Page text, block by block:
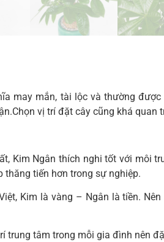
may mắn, tài lộc và thường
vị trí đặt cây cũng khá
Kim Ngân thích nghi tốt với môi
thăng tiến hơn trong sự nghiệp.
Kim là vàng – Ngân là tiền.
trung tâm trong mỗi gia đình nên